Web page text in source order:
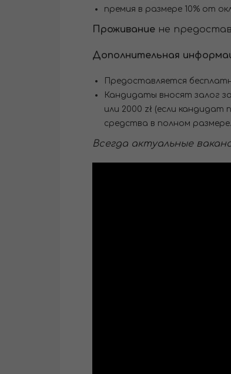
премия в размере 10% от
Проживание не
Дополнительная
Предоставляется
Кандидаты вносят залог
или 2000 zł (если
средства в полном размере.
Всегда актуальные